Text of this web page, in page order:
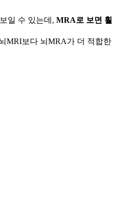
일 수 있는데, MRA로 보면 훨
MRI보다 뇌MRA가 더 적합한